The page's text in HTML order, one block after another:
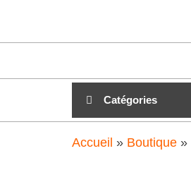
clubdial.fr
Catégories
Accueil » Boutique »